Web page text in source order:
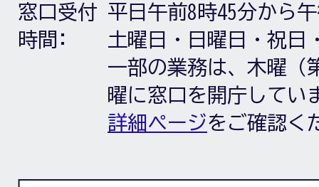
窓口受付
時間:
平日午前8時45分から
土曜日・日曜日・祝日
一部の業務は、木曜（
曜に窓口を開庁してい
詳細ページをご確認く